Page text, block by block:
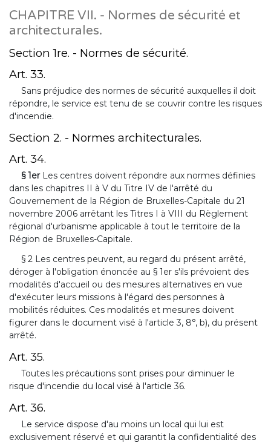
CHAPITRE VII. - Normes de sécurité et
architecturales.
Section 1re. - Normes de sécurité.
Art. 33.
Sans préjudice des normes de sécurité auxquelles il doit
répondre, le service est tenu de se couvrir contre les risques
d'incendie.
Section 2. - Normes architecturales.
Art. 34.
§ 1erLes centres doivent répondre aux normes définies
dans les chapitres II à V du Titre IV de l'arrêté du
Gouvernement de la Région de Bruxelles-Capitale du 21
novembre 2006 arrêtant les Titres I à VIII du Règlement
régional d'urbanisme applicable à tout le territoire de la
Région de Bruxelles-Capitale.
§ 2 Les centres peuvent, au regard du présent arrêté,
déroger à l'obligation énoncée au § 1er s'ils prévoient des
modalités d'accueil ou des mesures alternatives en vue
d'exécuter leurs missions à l'égard des personnes à
mobilités réduites. Ces modalités et mesures doivent
figurer dans le document visé à l'article 3, 8°, b), du présent
arrêté.
Art. 35.
Toutes les précautions sont prises pour diminuer le
risque d'incendie du local visé à l'article 36.
Art. 36.
Le service dispose d'au moins un local qui lui est
exclusivement réservé et qui garantit la confidentialité des